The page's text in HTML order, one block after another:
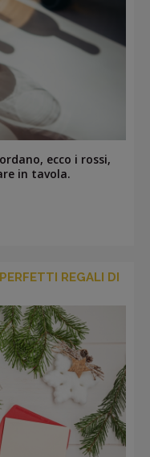
ecco i rossi,
in tavola.
REGALI DI